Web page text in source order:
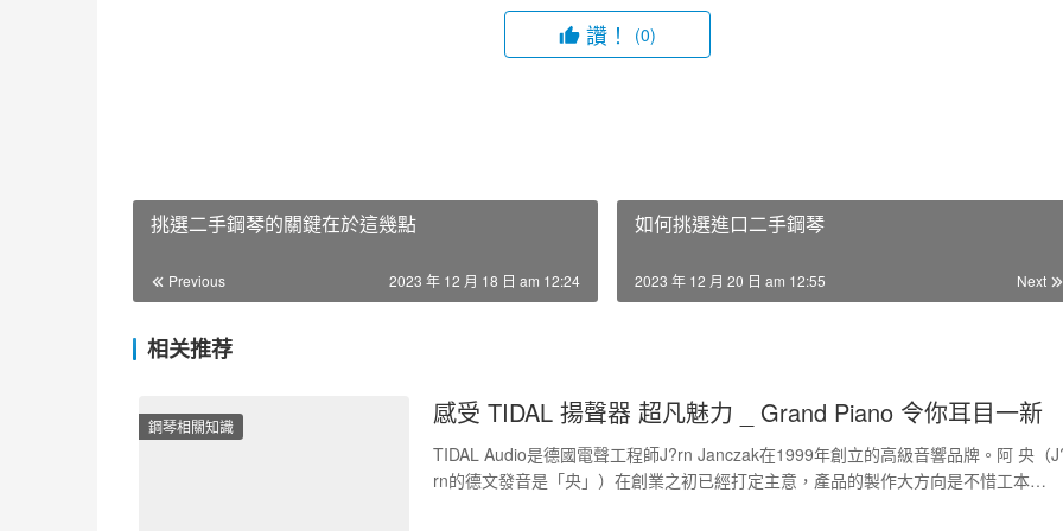
讚！ (0)
挑選二手鋼琴的關鍵在於這幾點
Previous 2023 年 12 月 18 日 am 12:24
如何挑選進口二手鋼琴
Next
2023 年 12 月 20 日 am 12:55
相关推荐
鋼琴相關知識 感受 TIDAL 揚聲器 超凡魅力 _ Grand Piano 令你耳目一新
TIDAL Audio是德國電聲工程師J?rn Janczak在1999年創立的高級音響品牌。阿 央（
rn的德文發音是「央」）在創業之初已經打定主意，產品的製作大方向是不惜工本…